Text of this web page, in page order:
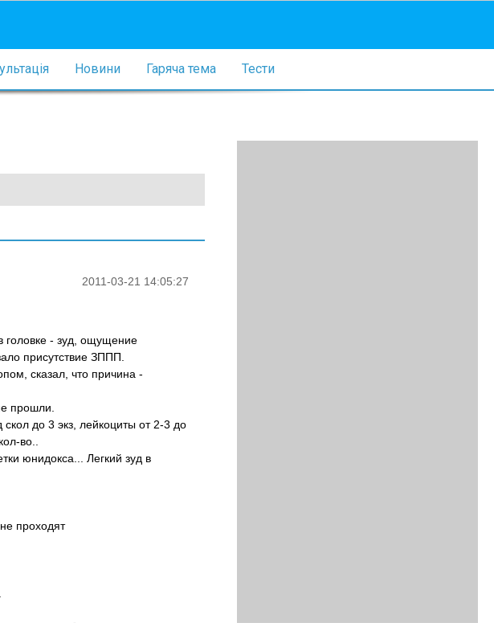
Новини Гаряча тема Тести
2011-03-21 14:05:27
головке - зуд, ощущение
присутствие ЗППП.
сказал, что причина -
прошли.
до 3 экз, лейкоциты от 2-3 до
во..
юнидокса... Легкий зуд в
проходят